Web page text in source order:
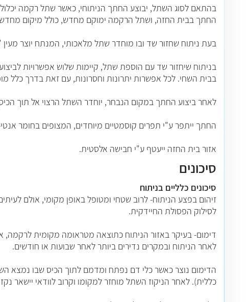
בהתאם לסוג השתל, יבוצע החתך הניתוחי, כאשר שתל רקמה
החתך בבית החזה, ושתל הרקמה ימוקם מחדש, כולל מיקום
בעת ניתוח שחזור שד ובו מוחדר שתל מלאכותי, המנתח יוצר
בניתוח שיחזור שד עם הוספת שתל, קיימות שלוש אפשרויות
בבית השחי. לכל אפשרות יתרונות וחסרונות, עם זאת בדרך
לאחר ביצוע החתך במקום הנבחר, יוחדר השתל הרצוי אל תוך
החתך ייתפר ע"י תפרים קוסמטיים מיוחדים, המצופים בחומר
אזור בית החזה ייעטף ע"י חבישה אלסטית.
סיכונים
סיכונים כלליים בניתוח
זיהום בפצע הניתוח- לרוב שטחי ומטופל באופן מקומי, אולם
לסילוק הפסולת החיידקית.
לאחר הניתוח ובמקרים נדירים ביותר לאחר שבועות או חודשים.
הדימום נוצר כאשר כלי דם נפתח ומדמם לתוך הכיס שבו נמצא
כללית). לאחר הניקוז השתל מוחזר למקומו וקרוב לוודאי יישאר נקז בשד למשך 24 שעות כדי לנקז